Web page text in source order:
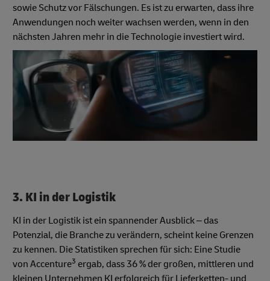
sowie Schutz vor Fälschungen. Es ist zu erwarten, dass ihre
Anwendungen noch weiter wachsen werden, wenn in den
nächsten Jahren mehr in die Technologie investiert wird.
3. KI in der Logistik
KI in der Logistik ist ein spannender Ausblick – das
Potenzial, die Branche zu verändern, scheint keine Grenzen
zu kennen. Die Statistiken sprechen für sich: Eine Studie
von Accenture3 ergab, dass 36 % der großen, mittleren und
kleinen Unternehmen KI erfolgreich für Lieferketten- und